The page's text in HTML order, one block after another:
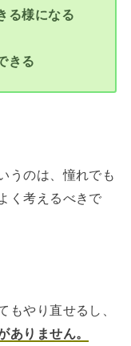
る様になる
きる
うのは、憧れでも
く考えるべきで
もやり直せるし、
ありません。